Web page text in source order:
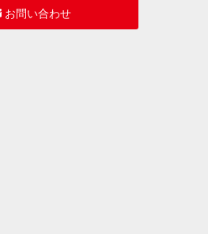
お問い合わせ